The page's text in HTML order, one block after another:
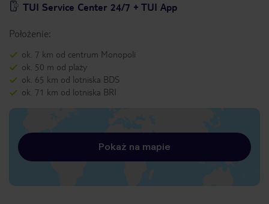
TUI Service Center 24/7 + TUI App
Położenie:
ok. 7 km od centrum Monopoli
ok. 50 m od plaży
ok. 65 km od lotniska BDS
ok. 71 km od lotniska BRI
Pokaż na mapie